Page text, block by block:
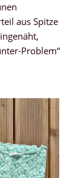
aus Spitze
Problem“